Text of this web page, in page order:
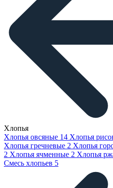
Хлопья
Хлопья овсяные 14 Хлопья
Хлопья гречневые 2 Хлопья
2 Хлопья ячменные 2 Хлопья
Смесь хлопьев 5